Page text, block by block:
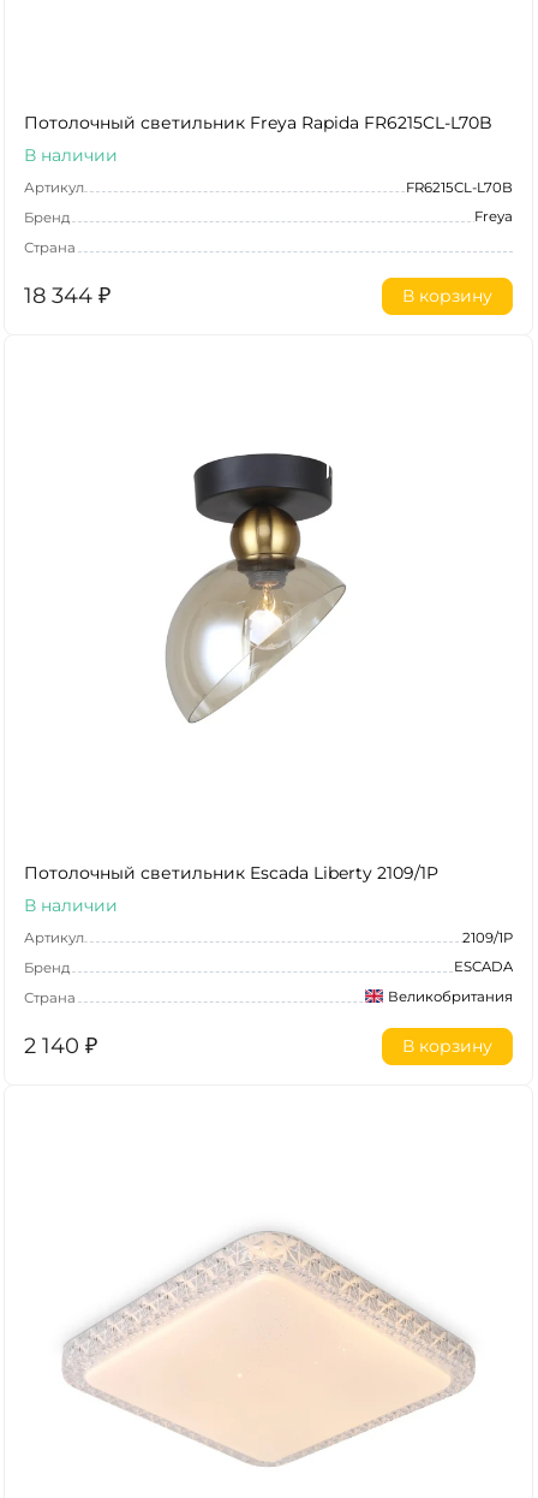
Потолочный светильник Freya Rapida FR6215CL-L70B
В наличии
Артикул
FR6215CL-L70B
Бренд
Freya
Страна
18 344 ₽ В корзину
Потолочный светильник Escada Liberty 2109/1P
В наличии
Артикул
2109/1P
Бренд
ESCADA
Страна
Великобритания
2 140 ₽ В корзину